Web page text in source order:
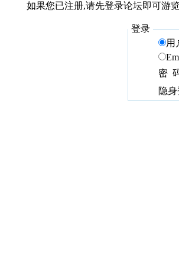
如果您已注册,请先登录论坛即可游
登录
用
密
隐